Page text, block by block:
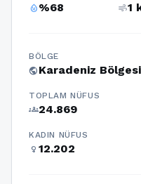
humidity_percentage%68 air1
BÖLGE
publicKaradeniz Bölgesi
TOPLAM NÜFUS
groups24.869
KADIN NÜFUS
female 12.202